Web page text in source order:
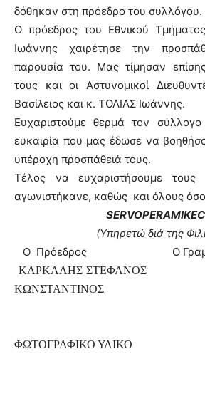
δόθηκαν στη πρόεδρο του συλλόγου.
Ο πρόεδρος του Εθνικού
Ιωάννης χαιρέτησε την
παρουσία του. Μας τίμησαν
τους και οι Αστυνομικοί
Βασίλειος και κ. ΤΟΛΙΑΣ Ιωάννης.
Ευχαριστούμε θερμά τον
ευκαιρία που μας έδωσε να
υπέροχη προσπάθειά τους.
Τέλος να ευχαριστήσουμε τους
αγωνιστήκανε, καθώς και όλους
SERVOPER
(Υπηρετώ διά της
Ο Πρόεδρος Ο
ΚΑΡΚΑΛΗΣ ΣΤΕΦΑΝΟΣ
ΚΩΝΣΤΑΝΤΙΝΟΣ
ΦΩΤΟΓΡΑΦΙΚΟ ΥΛΙΚΟ